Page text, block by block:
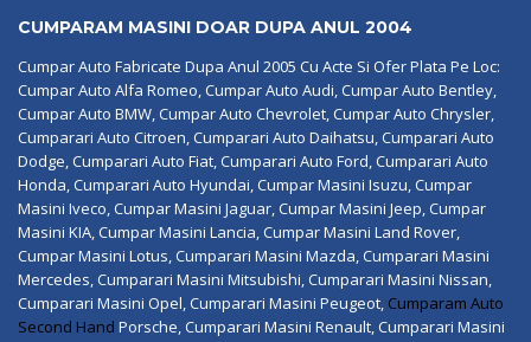
CUMPARAM MASINI DOAR DUPA ANUL 2004
Cumpar Auto Fabricate Dupa Anul 2005 Cu Acte Si Ofer Plata Pe Loc:
Cumpar Auto Alfa Romeo, Cumpar Auto Audi, Cumpar Auto Bentley,
Cumpar Auto BMW, Cumpar Auto Chevrolet, Cumpar Auto Chrysler,
Cumparari Auto Citroen, Cumparari Auto Daihatsu, Cumparari Auto
Dodge, Cumparari Auto Fiat, Cumparari Auto Ford, Cumparari Auto
Honda, Cumparari Auto Hyundai, Cumpar Masini Isuzu, Cumpar
Masini Iveco, Cumpar Masini Jaguar, Cumpar Masini Jeep, Cumpar
Masini KIA, Cumpar Masini Lancia, Cumpar Masini Land Rover,
Cumpar Masini Lotus, Cumparari Masini Mazda, Cumparari Masini
Mercedes, Cumparari Masini Mitsubishi, Cumparari Masini Nissan,
Cumparari Masini Opel, Cumparari Masini Peugeot, Cumparam Auto
Second Hand Porsche, Cumparari Masini Renault, Cumparari Masini